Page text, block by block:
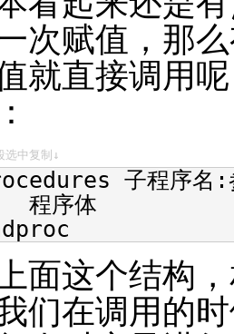
次赋值，那
就直接调用
选中复制↓
子程序名:
程序体
面这个结构
们在调用的